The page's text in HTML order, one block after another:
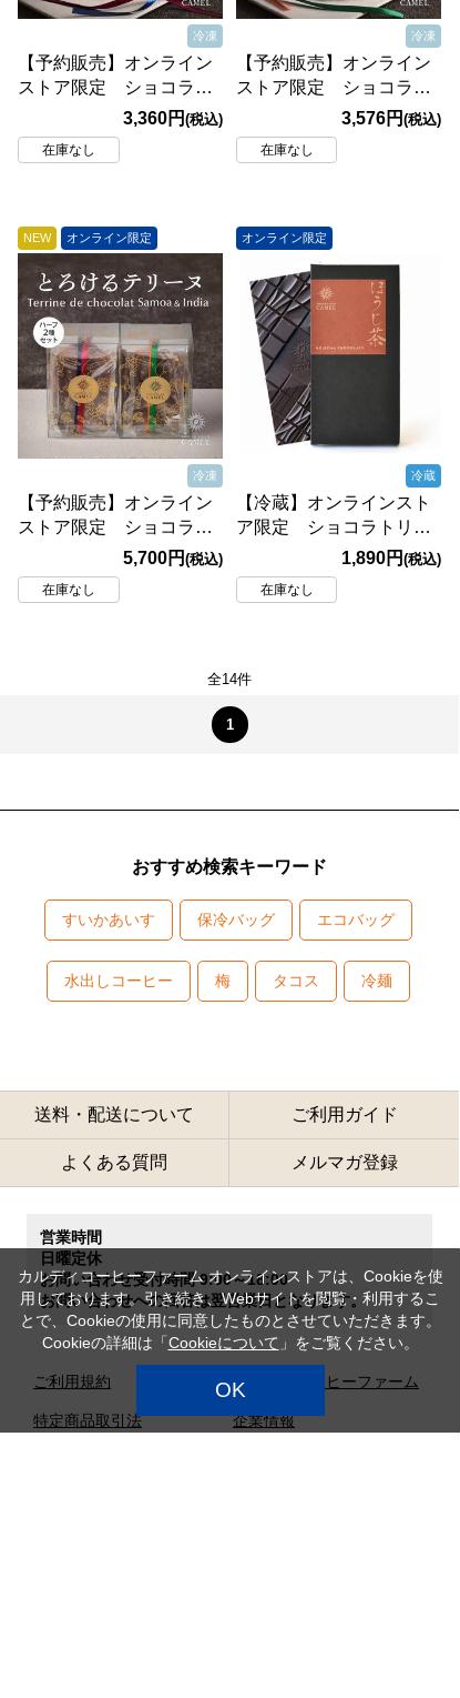
冷凍
【予約販売】オンライン
ストア限定 ショコラト
リーキャメル テリーヌ
ドショコラ サモア（ハ
ーフ）1個 冷凍 ●送料
3,360円(税込)
在庫なし
冷凍
【予約販売】オンライン
ストア限定 ショコラト
リーキャメル テリーヌ
ドショコラ インド（ハ
ーフ）1個 冷凍 ●送料
3,576円 (税込)
在庫なし
NEW オンライン限定
冷凍
【予約販売】オンライン
ストア限定 ショコラト
リーキャメル テリーヌ
ドショコラ ハーフセッ
ト（サモア・インド）冷
5,700円(税込)
在庫なし
オンライン限定
冷蔵
【冷蔵】オンラインスト
ア限定 ショコラトリー
キャメル ほうじ茶チョ
コレート 45g【賞味期
限：2026/12/24】
1,890円 (税込)
在庫なし
全14件
1
おすすめ検索キーワード
すいかあいす 保冷バッグ エコバッグ
水出しコーヒー 梅 タコス 冷麺
送料・配送について ご利用ガイド
よくある質問 メルマガ登録
営業時間
日曜定休
お問い合わせ受付時間 9:00～18:00
お問い合わせへの回答は翌営業日となります。
ご利用規約
特定商品取引法
カルディコーヒーファーム
企業情報
カルディコーヒーファーム オンラインストアは、Cookieを使
用しております。引き続き、Webサイトを閲覧・利用するこ
とで、Cookieの使用に同意したものとさせていただきます。
Cookieの詳細は「 Cookieについて 」をご覧ください。
OK